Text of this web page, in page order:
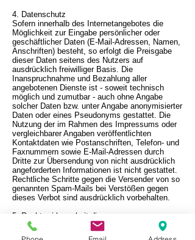
4. Datenschutz
Sofern innerhalb des Internetangebotes die
Möglichkeit zur Eingabe persönlicher oder
geschäftlicher Daten (E-Mail-Adressen, Namen,
Anschriften) besteht, so erfolgt die Preisgabe
dieser Daten seitens des Nutzers auf
ausdrücklich freiwilliger Basis. Die
Inanspruchnahme und Bezahlung aller
angebotenen Dienste ist - soweit technisch
möglich und zumutbar - auch ohne Angabe
solcher Daten bzw. unter Angabe anonymisierter
Daten oder eines Pseudonyms gestattet. Die
Nutzung der im Rahmen des Impressums oder
vergleichbarer Angaben veröffentlichten
Kontaktdaten wie Postanschriften, Telefon- und
Faxnummern sowie E-Mail-Adressen durch
Dritte zur Übersendung von nicht ausdrücklich
angeforderten Informationen ist nicht gestattet.
Rechtliche Schritte gegen die Versender von so
genannten Spam-Mails bei Verstößen gegen
dieses Verbot sind ausdrücklich vorbehalten.
5. Rechtswirksamkeit dieses
Haftungsausschlusses Dieser
Haftungsausschluss ist als Teil des